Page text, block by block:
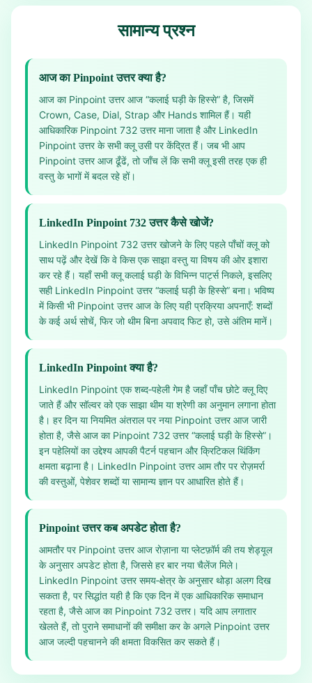
सामान्य प्रश्न
आज का Pinpoint उत्तर क्या है?
आज का Pinpoint उत्तर आज “कलाई घड़ी के हिस्से” है, जिसमें
Crown, Case, Dial, Strap और Hands शामिल हैं। यही
आधिकारिक Pinpoint 732 उत्तर माना जाता है और LinkedIn
Pinpoint उत्तर के सभी क्लू उसी पर केंद्रित हैं। जब भी आप
Pinpoint उत्तर आज ढूँढें, तो जाँच लें कि सभी क्लू इसी तरह एक ही
वस्तु के भागों में बदल रहे हों।
LinkedIn Pinpoint 732 उत्तर कैसे खोजें?
LinkedIn Pinpoint 732 उत्तर खोजने के लिए पहले पाँचों क्लू को
साथ पढ़ें और देखें कि वे किस एक साझा वस्तु या विषय की ओर इशारा
कर रहे हैं। यहाँ सभी क्लू कलाई घड़ी के विभिन्न पार्ट्स निकले, इसलिए
सही LinkedIn Pinpoint उत्तर “कलाई घड़ी के हिस्से” बना। भविष्य
में किसी भी Pinpoint उत्तर आज के लिए यही प्रक्रिया अपनाएँ: शब्दों
के कई अर्थ सोचें, फिर जो थीम बिना अपवाद फिट हो, उसे अंतिम मानें।
LinkedIn Pinpoint क्या है?
LinkedIn Pinpoint एक शब्द‑पहेली गेम है जहाँ पाँच छोटे क्लू दिए
जाते हैं और सॉल्वर को एक साझा थीम या श्रेणी का अनुमान लगाना होता
है। हर दिन या नियमित अंतराल पर नया Pinpoint उत्तर आज जारी
होता है, जैसे आज का Pinpoint 732 उत्तर “कलाई घड़ी के हिस्से”।
इन पहेलियों का उद्देश्य आपकी पैटर्न पहचान और क्रिटिकल थिंकिंग
क्षमता बढ़ाना है। LinkedIn Pinpoint उत्तर आम तौर पर रोज़मर्रा
की वस्तुओं, पेशेवर शब्दों या सामान्य ज्ञान पर आधारित होते हैं।
Pinpoint उत्तर कब अपडेट होता है?
आमतौर पर Pinpoint उत्तर आज रोज़ाना या प्लेटफ़ॉर्म की तय शेड्यूल
के अनुसार अपडेट होता है, जिससे हर बार नया चैलेंज मिले।
LinkedIn Pinpoint उत्तर समय‑क्षेत्र के अनुसार थोड़ा अलग दिख
सकता है, पर सिद्धांत यही है कि एक दिन में एक आधिकारिक समाधान
रहता है, जैसे आज का Pinpoint 732 उत्तर। यदि आप लगातार
खेलते हैं, तो पुराने समाधानों की समीक्षा कर के अगले Pinpoint उत्तर
आज जल्दी पहचानने की क्षमता विकसित कर सकते हैं।